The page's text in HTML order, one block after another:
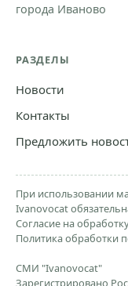
города Иваново
РАЗДЕЛЫ
Новости
Контакты
Предложить
При использовании
Ivanovocat
Согласие на
Политика обработки
СМИ "Ivanovocat"
Зарегистрировано